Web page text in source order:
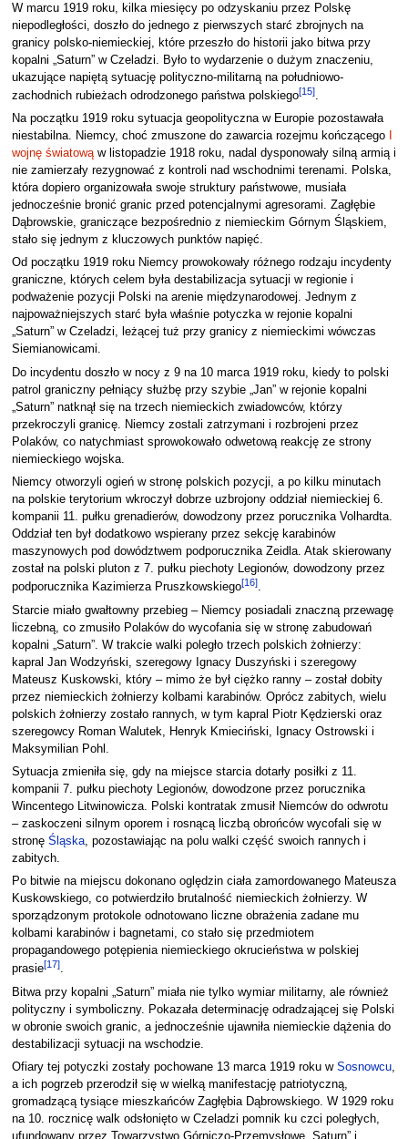
W marcu 1919 roku, kilka miesięcy po odzyskaniu przez Polskę
niepodległości, doszło do jednego z pierwszych starć zbrojnych na
granicy polsko-niemieckiej, które przeszło do historii jako bitwa przy
kopalni „Saturn” w Czeladzi. Było to wydarzenie o dużym znaczeniu,
ukazujące napiętą sytuację polityczno-militarną na południowo-
zachodnich rubieżach odrodzonego państwa polskiego[15].
Na początku 1919 roku sytuacja geopolityczna w Europie pozostawała
niestabilna. Niemcy, choć zmuszone do zawarcia rozejmu kończącego
wojnę światowąw listopadzie 1918 roku, nadal dysponowały silną armią i
nie zamierzały rezygnować z kontroli nad wschodnimi terenami. Polska,
która dopiero organizowała swoje struktury państwowe, musiała
jednocześnie bronić granic przed potencjalnymi agresorami. Zagłębie
Dąbrowskie, graniczące bezpośrednio z niemieckim Górnym Śląskiem,
stało się jednym z kluczowych punktów napięć.
Od początku 1919 roku Niemcy prowokowały różnego rodzaju incydenty
graniczne, których celem była destabilizacja sytuacji w regionie i
podważenie pozycji Polski na arenie międzynarodowej. Jednym z
najpoważniejszych starć była właśnie potyczka w rejonie kopalni
„Saturn” w Czeladzi, leżącej tuż przy granicy z niemieckimi wówczas
Siemianowicami.
Do incydentu doszło w nocy z 9 na 10 marca 1919 roku, kiedy to polski
patrol graniczny pełniący służbę przy szybie „Jan” w rejonie kopalni
„Saturn” natknął się na trzech niemieckich zwiadowców, którzy
przekroczyli granicę. Niemcy zostali zatrzymani i rozbrojeni przez
Polaków, co natychmiast sprowokowało odwetową reakcję ze strony
niemieckiego wojska.
Niemcy otworzyli ogień w stronę polskich pozycji, a po kilku minutach
na polskie terytorium wkroczył dobrze uzbrojony oddział niemieckiej 6.
kompanii 11. pułku grenadierów, dowodzony przez porucznika Volhardta.
Oddział ten był dodatkowo wspierany przez sekcję karabinów
maszynowych pod dowództwem podporucznika Zeidla. Atak skierowany
został na polski pluton z 7. pułku piechoty Legionów, dowodzony przez
podporucznika Kazimierza Pruszkowskiego[16].
Starcie miało gwałtowny przebieg – Niemcy posiadali znaczną przewagę
liczebną, co zmusiło Polaków do wycofania się w stronę zabudowań
kopalni „Saturn”. W trakcie walki poległo trzech polskich żołnierzy:
kapral Jan Wodzyński, szeregowy Ignacy Duszyński i szeregowy
Mateusz Kuskowski, który – mimo że był ciężko ranny – został dobity
przez niemieckich żołnierzy kolbami karabinów. Oprócz zabitych, wielu
polskich żołnierzy zostało rannych, w tym kapral Piotr Kędzierski oraz
szeregowcy Roman Walutek, Henryk Kmieciński, Ignacy Ostrowski i
Maksymilian Pohl.
Sytuacja zmieniła się, gdy na miejsce starcia dotarły posiłki z 11.
kompanii 7. pułku piechoty Legionów, dowodzone przez porucznika
Wincentego Litwinowicza. Polski kontratak zmusił Niemców do odwrotu
– zaskoczeni silnym oporem i rosnącą liczbą obrońców wycofali się w
stronę Śląska, pozostawiając na polu walki część swoich rannych i
zabitych.
Po bitwie na miejscu dokonano oględzin ciała zamordowanego Mateusza
Kuskowskiego, co potwierdziło brutalność niemieckich żołnierzy. W
sporządzonym protokole odnotowano liczne obrażenia zadane mu
kolbami karabinów i bagnetami, co stało się przedmiotem
propagandowego potępienia niemieckiego okrucieństwa w polskiej
prasie[17].
Bitwa przy kopalni „Saturn” miała nie tylko wymiar militarny, ale również
polityczny i symboliczny. Pokazała determinację odradzającej się Polski
w obronie swoich granic, a jednocześnie ujawniła niemieckie dążenia do
destabilizacji sytuacji na wschodzie.
Ofiary tej potyczki zostały pochowane 13 marca 1919 roku w Sosnowcu,
a ich pogrzeb przerodził się w wielką manifestację patriotyczną,
gromadzącą tysiące mieszkańców Zagłębia Dąbrowskiego. W 1929 roku
na 10. rocznicę walk odsłonięto w Czeladzi pomnik ku czci poległych,